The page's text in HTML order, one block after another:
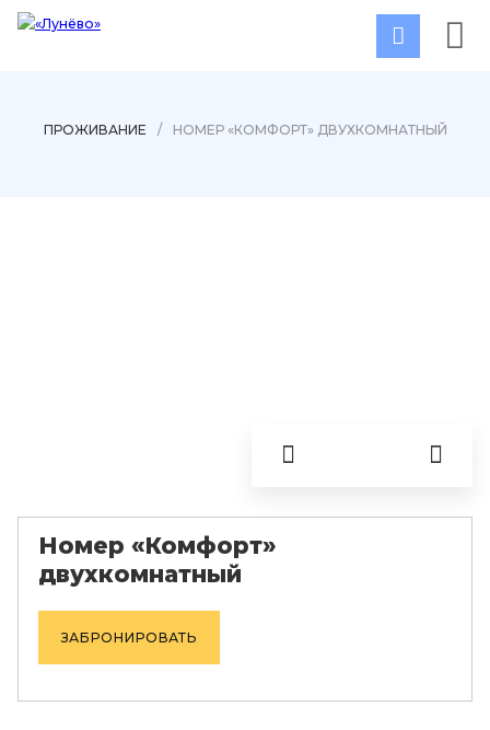
ПРОЖИВАНИЕ / НОМЕР «КОМФОРТ» ДВУХКОМНАТНЫЙ
Номер «Комфорт»
двухкомнатный
ЗАБРОНИРОВАТЬ